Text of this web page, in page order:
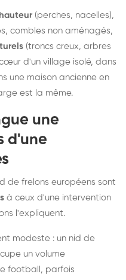
(perches, nacelles),
combles non aménagés,
(troncs creux, arbres
d'un village isolé, dans
une maison ancienne en
est la même.
une
d'une
de frelons européens sont
à ceux d'une intervention
l'expliquent.
modeste : un nid de
un volume
football, parfois